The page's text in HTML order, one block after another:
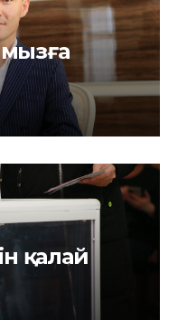
қалай